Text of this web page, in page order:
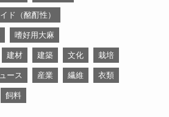
ド（酩酊性）
嗜好用大麻
建材 建築 文化 栽培
ース 産業 繊維 衣類
飼料